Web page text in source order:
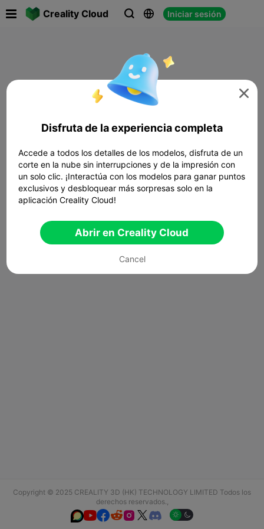
Creality Cloud   Iniciar sesión
Copyright © 2025 CREALITY 3D (HK) TECHNOLOGY LIMITED Todos los
derechos reservados.,
  

Disfruta de la experiencia completa
Accede a todos los detalles de los modelos, disfruta de un
corte en la nube sin interrupciones y de la impresión con
un solo clic. ¡Interactúa con los modelos para ganar puntos
exclusivos y desbloquear más sorpresas solo en la
aplicación Creality Cloud!
Abrir en Creality Cloud
Cancel